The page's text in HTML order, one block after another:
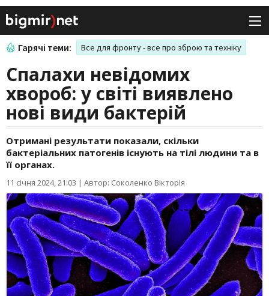
Гарячі теми: Все для фронту - все про зброю та техніку
Спалахи невідомих
хвороб: у світі виявлено
нові види бактерій
Отримані результати показали, скільки
бактеріальних патогенів існують на тілі людини та в
її органах.
11 січня 2024, 21:03 | Автор: Соколенко Вікторія